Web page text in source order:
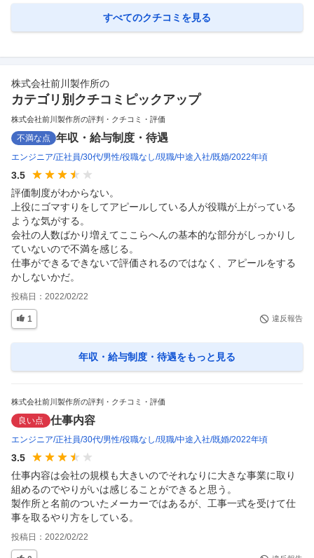
すべてのクチコミを見る
株式会社前川製作所の
カテゴリ別クチコミピックアップ
株式会社前川製作所の評判・クチコミ・評価
不満な点 年収・給与制度・待遇
エンジニア 正社員 30代 男性 役職なし 現職 中途入社 既婚 2022年頃
3.5
評価制度がわからない。
上役にゴマすりをしてアピールしている人が役職が上がっている
ような気がする。
会社の人数ばかり増えてここらへんの基本的な部分がしっかりし
ていないので不満を感じる。
仕事ができるできないで評価されるのではなく、アピールをする
かしないかだ。
投稿日： 2022/02/22
1 違反報告
年収・給与制度・待遇をもっと見る
株式会社前川製作所の評判・クチコミ・評価
良い点 仕事内容
エンジニア 正社員 30代 男性 役職なし 現職 中途入社 既婚 2022年頃
3.5
仕事内容は会社の規模も大きいのでそれなりに大きな事業に取り
組めるのでやりがいは感じることができると思う。
製作所と名前のついたメーカーではあるが、工事一式を受けて仕
事を取るやり方をしている。
投稿日： 2022/02/22